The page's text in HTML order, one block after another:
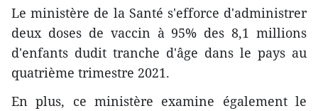
Le ministère de la Santé s'efforce d'administrer
deux doses de vaccin à 95% des 8,1 millions
d'enfants dudit tranche d'âge dans le pays au
quatrième trimestre 2021.
En plus, ce ministère examine également le